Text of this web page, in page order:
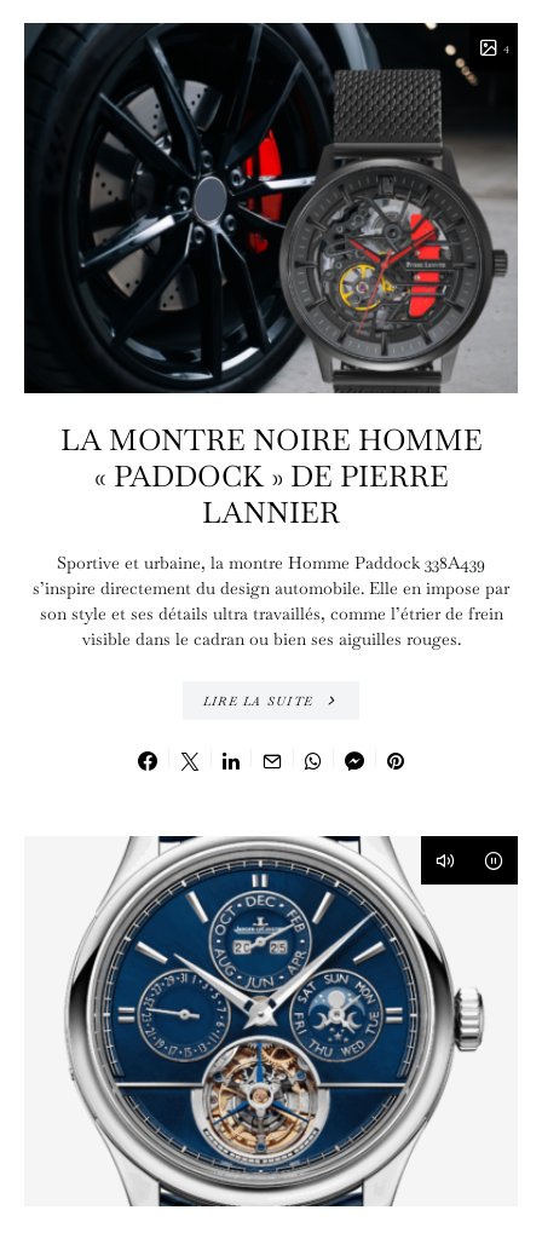
4
LA MONTRE NOIRE HOMME
« PADDOCK » DE PIERRE
LANNIER
Sportive et urbaine, la montre Homme Paddock 338A439
s’inspire directement du design automobile. Elle en impose par
son style et ses détails ultra travaillés, comme l’étrier de frein
visible dans le cadran ou bien ses aiguilles rouges.
LIRE LA SUITE